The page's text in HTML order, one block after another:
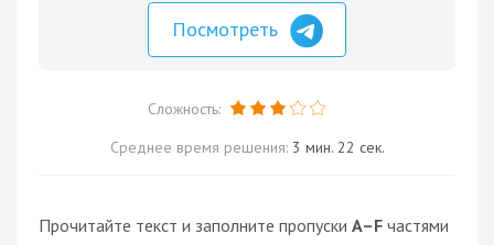
Посмотреть
Сложность:
Среднее время решения: 3 мин. 22 сек.
Прочитайте текст и заполните пропуски A–F частями